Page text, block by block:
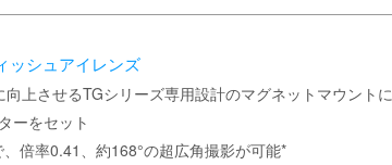
ッシュアイレンズ
上させるTGシリーズ専用設計のマグネットマウントに
ーをセット
倍率0.41、約168°の超広角撮影が可能*